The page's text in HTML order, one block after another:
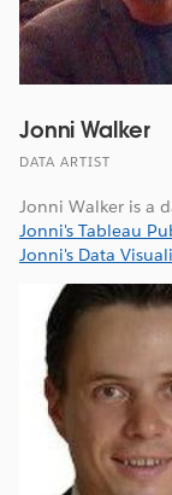
Jonni Walker
DATA ARTIST
Jonni Walker is a
Jonni's Tableau
Jonni's Data